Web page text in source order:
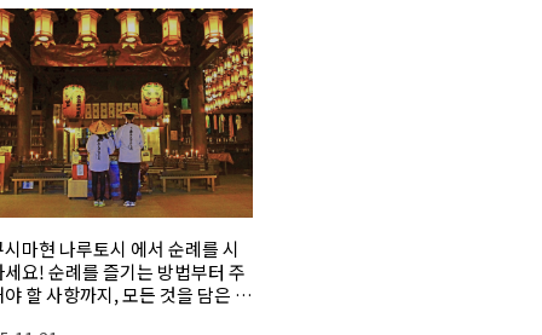
마현 나루토시 에서 순례를 시
요! 순례를 즐기는 방법부터 주
할 사항까지, 모든 것을 담은 종